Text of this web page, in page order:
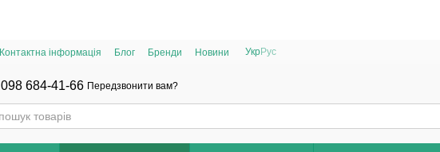
Контактна інформація Блог Бренди Новини УкрРус
098 684-41-66 Передзвонити вам?